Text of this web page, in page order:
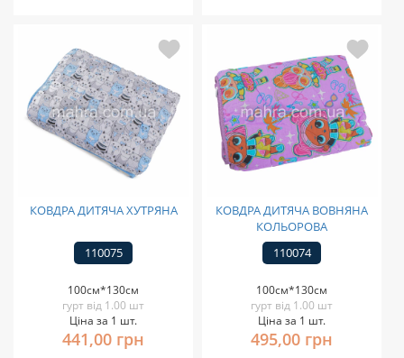
КОВДРА ДИТЯЧА ХУТРЯНА
110075
100см*130см
гурт від 1.00 шт
Ціна за 1 шт.
441,00 грн
КОВДРА ДИТЯЧА ВОВНЯНА
КОЛЬОРОВА
110074
100см*130см
гурт від 1.00 шт
Ціна за 1 шт.
495,00 грн